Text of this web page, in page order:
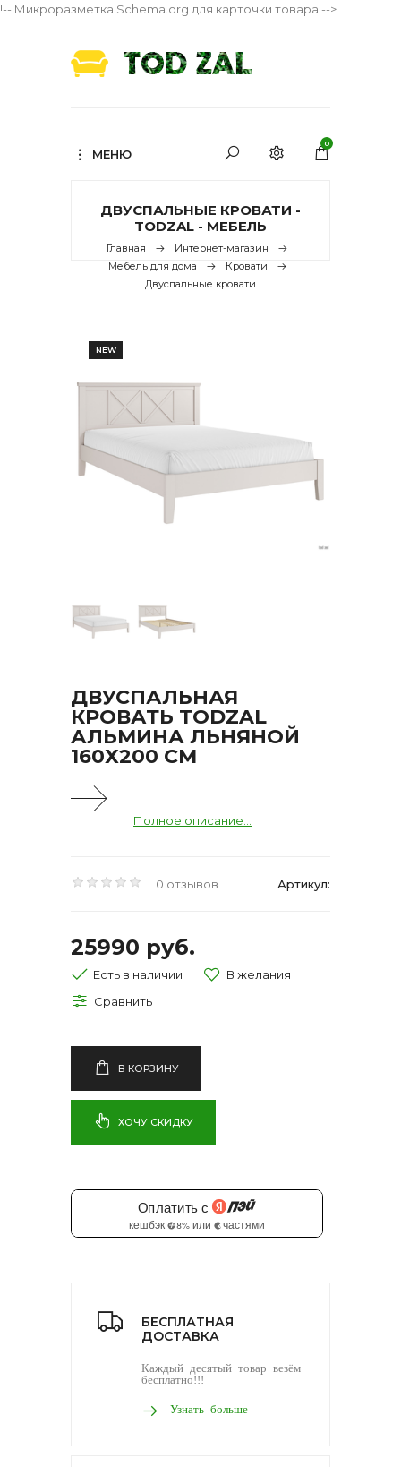
!-- Микроразметка Schema.org для карточки товара -->
МЕНЮ
0
ДВУСПАЛЬНЫЕ КРОВАТИ -
TODZAL - МЕБЕЛЬ
Главная
Интернет-магазин
Мебель для дома
Кровати
Двуспальные кровати
NEW
ДВУСПАЛЬНАЯ
КРОВАТЬ TODZAL
АЛЬМИНА ЛЬНЯНОЙ
160Х200 СМ
Полное описание...
0 отзывов Артикул:
25990 руб.
Есть в наличии
В КОРЗИНУ
ХОЧУ СКИДКУ
БЕСПЛАТНАЯ
ДОСТАВКА
Каждый десятый товар везём
бесплатно!!!
Узнать больше